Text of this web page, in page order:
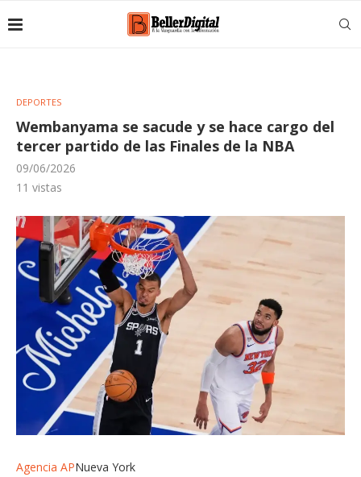
DEPORTES
Wembanyama se sacude y se hace cargo del
tercer partido de las Finales de la NBA
09/06/2026
11 vistas
Agencia APNueva York